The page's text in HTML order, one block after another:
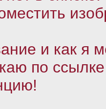
и как я
по